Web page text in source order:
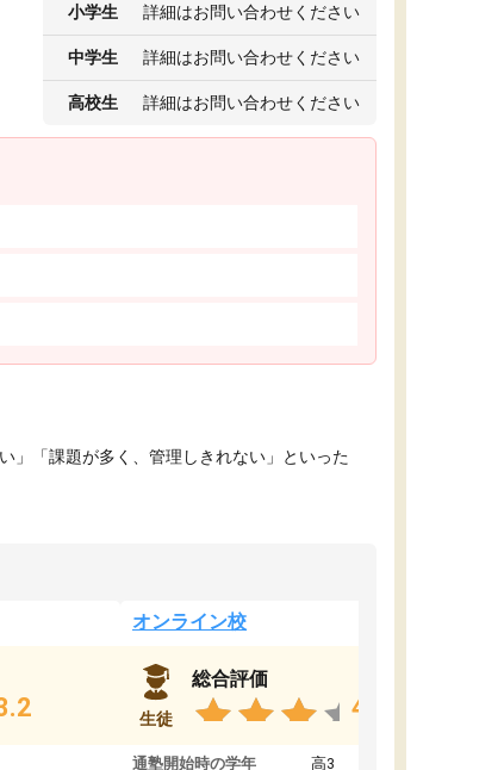
小学生 詳細はお問い合わせください
中学生 詳細はお問い合わせください
高校生 詳細はお問い合わせください
」「課題が多く、管理しきれない」といった
オンライン校
生徒
総合評価
4.4
通塾開始時の学年 高3